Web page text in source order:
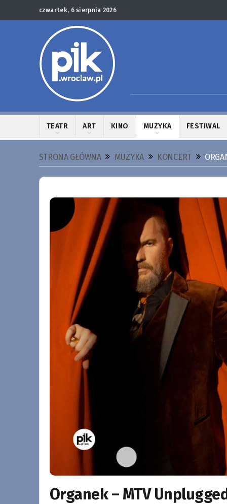
czwartek, 6 sierpnia 2026
TEATR ART KINO MUZYKA FESTIWAL
STRONA GŁÓWNA MUZYKA KONCERT
Organek – MTV